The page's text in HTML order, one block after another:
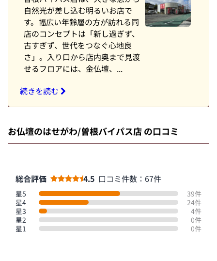
自然光が差し込む明るいお店で
す。幅広い年齢層の方が訪れる同
店のコンセプトは「新し過ぎず、
古すぎず、世代をつなぐ心地良
さ」。入り口から店内奥まで見渡
せるフロアには、金仏壇、...
続きを読む
お仏壇のはせがわ/曽根バイパス店 の口コミ
総合評価 4.5 口コミ件数：67件
星5
39件
星4
24件
星3
4件
星2
0件
星1
0件